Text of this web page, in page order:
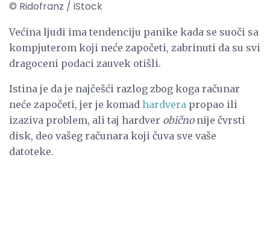
© Ridofranz / iStock
Većina ljudi ima tendenciju panike kada se suoči sa
kompjuterom koji neće započeti, zabrinuti da su svi
dragoceni podaci zauvek otišli.
Istina je da je najčešći razlog zbog koga računar
neće započeti, jer je komad hardvera propao ili
izaziva problem, ali taj hardver običnonije čvrsti
disk, deo vašeg računara koji čuva sve vaše
datoteke.